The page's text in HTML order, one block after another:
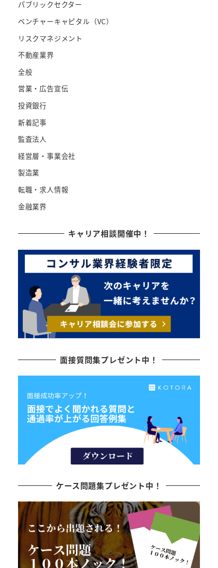
パブリックセクター
ベンチャーキャピタル（VC）
リスクマネジメント
不動産業界
全般
営業・広告宣伝
投資銀行
新着記事
監査法人
経営層・事業会社
製造業
転職・求人情報
金融業界
キャリア相談開催中！
面接質問集プレゼント中！
ケース問題集プレゼント中！